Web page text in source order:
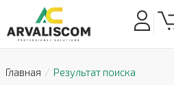
Главная Результат поиска